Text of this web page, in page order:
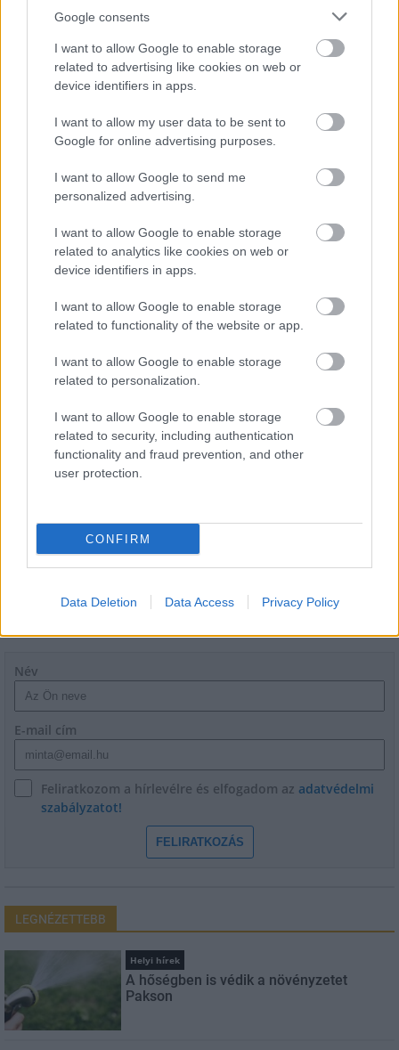
Google consents
I want to allow Google to enable storage
related to advertising like cookies on web or
device identifiers in apps.
I want to allow my user data to be sent to
Google for online advertising purposes.
I want to allow Google to send me
personalized advertising.
I want to allow Google to enable storage
related to analytics like cookies on web or
device identifiers in apps.
I want to allow Google to enable storage
related to functionality of the website or app.
I want to allow Google to enable storage
related to personalization.
I want to allow Google to enable storage
related to security, including authentication
functionality and fraud prevention, and other
user protection.
CONFIRM
Data Deletion Data Access Privacy Policy
BKK KM Építő Kft. Főmterv Mérnöki Tervező Zrt.
Látványos építési szakasz indult be a Flórián téri
felüljárón
A tartós nyári hőség jelentős kihívás elé állítja a KM Építőt,
ennek ellenére folyamatosan halad az aszfaltozás.
Paks II.: Mit jelent az 5. blokk új
mérföldköve a felülvizsgálat
közelében lévő logisztikai bázis út- és
közműhálózatának fejlesztése
Látlelet a hazai víziközművekről?
múlt Bicske vízellátása
Épített öröksége megújításával is készül
Név
E-mail cím
Feliratkozom a hírlevélre és elfogadom az adatvédelmi
szabályzatot!
FELIRATKOZÁS
LEGNÉZETTEBB
Helyi hírek
A hőségben is védik a növényzetet
Pakson